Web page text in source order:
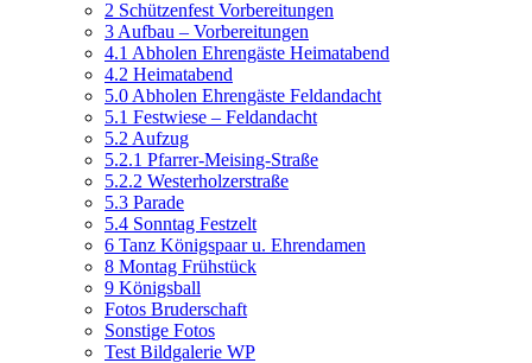
2 Schützenfest Vorbereitungen
3 Aufbau – Vorbereitungen
4.1 Abholen Ehrengäste Heimatabend
4.2 Heimatabend
5.0 Abholen Ehrengäste Feldandacht
5.1 Festwiese – Feldandacht
5.2 Aufzug
5.2.1 Pfarrer-Meising-Straße
5.2.2 Westerholzerstraße
5.3 Parade
5.4 Sonntag Festzelt
6 Tanz Königspaar u. Ehrendamen
8 Montag Frühstück
9 Königsball
Fotos Bruderschaft
Sonstige Fotos
Test Bildgalerie WP